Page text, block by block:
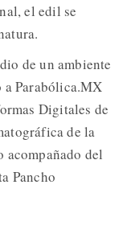
el edil se
de un ambiente
Parabólica.MX
Digitales de
de la
acompañado del
Pancho